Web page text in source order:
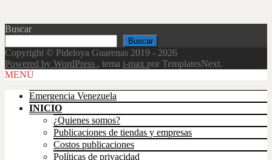
Buscar
Buscar
Copyright © Pideloya Guarenas 2019 - 2026
Powered by WordPress , tema i-max por TemplatesNext.
Scroll
MENÚ
Emergencia Venezuela
INICIO
¿Quienes somos?
Publicaciones de tiendas y empresas
Costos publicaciones
Políticas de privacidad